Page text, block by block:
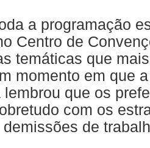
a programação
Centro de
temáticas que
momento em que
lembrou que os
com os
de